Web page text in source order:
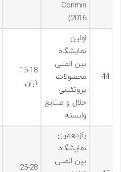
Conmin
2016)
44
اولین
نمایشگاه
بین المللی
محصولات
پروتئینی
حلال و صنایع
وابسته
15-18
آبان
يازدهمين
نمایشگاه
بین المللی
25-28